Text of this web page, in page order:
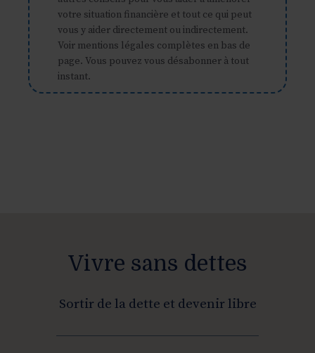
votre situation financière et tout ce qui peut
vous y aider directement ou indirectement.
Voir mentions légales complètes en bas de
page. Vous pouvez vous désabonner à tout
instant.
Vivre sans dettes
Sortir de la dette et devenir libre